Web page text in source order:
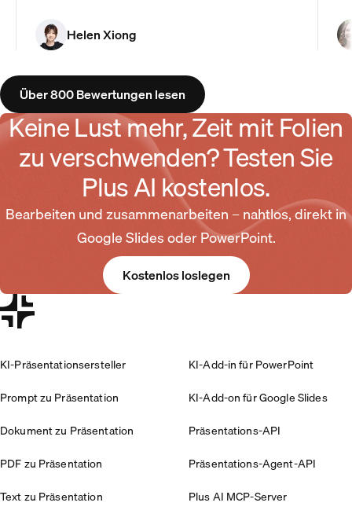
Helen Xiong
Über 800 Bewertungen lesen
Keine Lust mehr, Zeit mit Folien
zu verschwenden? Testen Sie
Plus AI kostenlos.
Bearbeiten und zusammenarbeiten – nahtlos, direkt in
Google Slides oder PowerPoint.
Kostenlos loslegen
KI-Präsentationsersteller
Prompt zu Präsentation
Dokument zu Präsentation
PDF zu Präsentation
Text zu Präsentation
KI-Add-in für PowerPoint
KI-Add-on für Google Slides
Präsentations-API
Präsentations-Agent-API
Plus AI MCP-Server